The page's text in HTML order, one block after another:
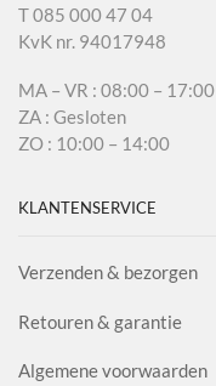
T 085 000 47 04
KvK nr. 94017948
MA – VR : 08:00 – 17:00
ZA : Gesloten
ZO : 10:00 – 14:00
KLANTENSERVICE
Verzenden & bezorgen
Retouren & garantie
Algemene voorwaarden